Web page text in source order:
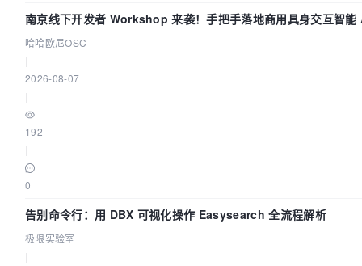
南京线下开发者 Workshop 来袭！手把手落地商用具身交互智
哈哈欧尼OSC
2026-08-07
192
0
告别命令行：用 DBX 可视化操作 Easysearch 全流程解析
极限实验室